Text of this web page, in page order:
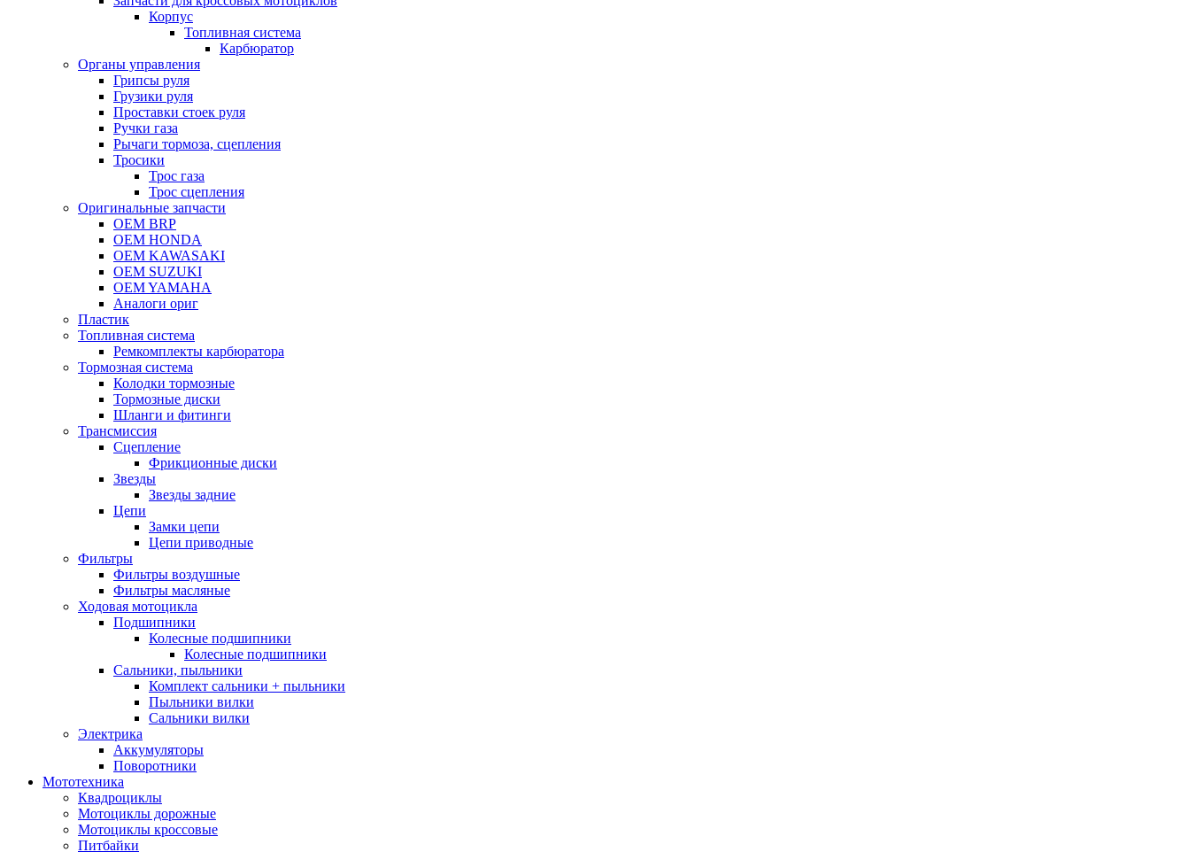
Корпус
Топливная система
Карбюратор
Органы управления
Грипсы руля
Грузики руля
Проставки стоек руля
Ручки газа
Рычаги тормоза, сцепления
Тросики
Трос газа
Трос сцепления
Оригинальные запчасти
OEM BRP
OEM HONDA
OEM KAWASAKI
OEM SUZUKI
OEM YAMAHA
Аналоги ориг
Пластик
Топливная система
Ремкомплекты карбюратора
Тормозная система
Колодки тормозные
Тормозные диски
Шланги и фитинги
Трансмиссия
Cцепление
Фрикционные диски
Звезды
Звезды задние
Цепи
Замки цепи
Цепи приводные
Фильтры
Фильтры воздушные
Фильтры масляные
Ходовая мотоцикла
Подшипники
Колесные подшипники
Колесные подшипники
Сальники, пыльники
Комплект сальники + пыльники
Пыльники вилки
Сальники вилки
Электрика
Аккумуляторы
Поворотники
Мототехника
Квадроциклы
Мотоциклы дорожные
Мотоциклы кроссовые
Питбайки